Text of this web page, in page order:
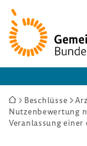
Zur
Startseite
Sie
sind
Beschlüsse
Nutzenbewertung